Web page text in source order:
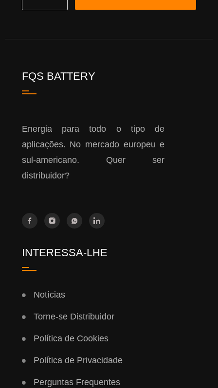
FQS BATTERY
Energia para todo o tipo de
aplicações. No mercado europeu e
sul-americano. Quer ser
distribuidor?
INTERESSA-LHE
Notícias
Torne-se Distribuidor
Política de Cookies
Política de Privacidade
Perguntas Frequentes